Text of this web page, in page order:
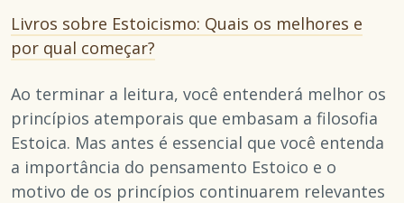
Livros sobre Estoicismo: Quais os melhores e
por qual começar?
Ao terminar a leitura, você entenderá melhor os
princípios atemporais que embasam a filosofia
Estoica. Mas antes é essencial que você entenda
a importância do pensamento Estoico e o
motivo de os princípios continuarem relevantes